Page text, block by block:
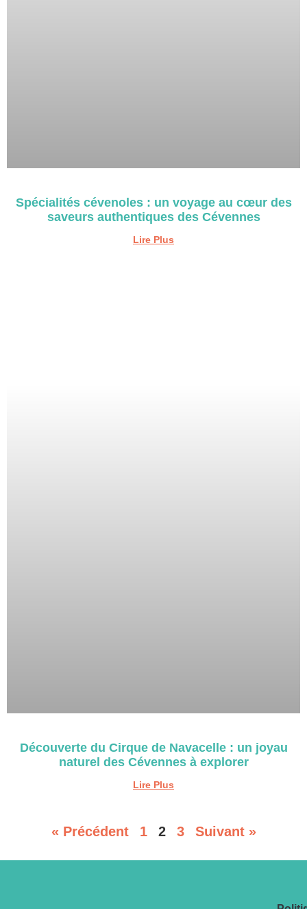
Spécialités cévenoles : un voyage au cœur des
saveurs authentiques des Cévennes
Lire Plus
Découverte du Cirque de Navacelle : un joyau
naturel des Cévennes à explorer
Lire Plus
« Précédent 1 2 3 Suivant »